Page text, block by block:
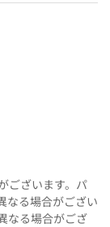
ございます。パ
なる場合がござい
なる場合がござ